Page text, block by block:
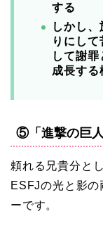
する
しかし
りにし
して謝
成長する
⑤「進撃の巨人
頼れる兄貴分と
ESFJの光と影の
ーです。